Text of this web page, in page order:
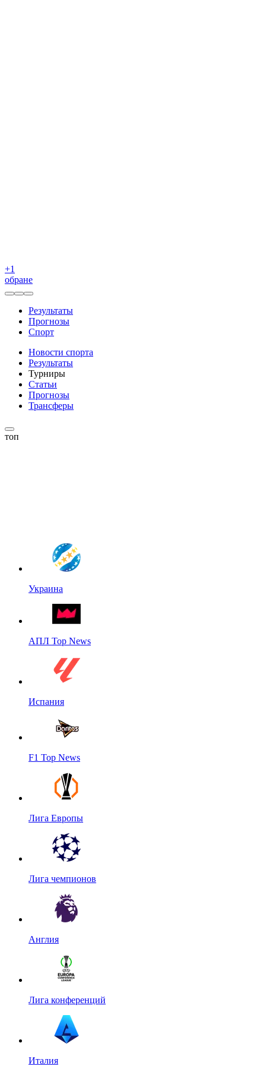
+1
обране
Результаты
Прогнозы
Спорт
Новости спорта
Результаты
Турниры
Статьи
Прогнозы
Трансферы
топ
Украина
АПЛ Top News
Испания
F1 Top News
Лига Европы
Лига чемпионов
Англия
Лига конференций
Италия